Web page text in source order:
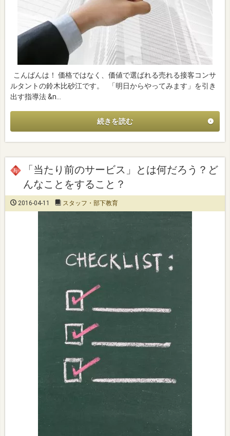
こんばんは！ 価格ではなく、価値で選ばれる売れる接客コンサ
ルタントの鈴木比砂江です。 「明日からやってみます」を引き
出す指導法 &n…
続きを読む
「当たり前のサービス」とは何だろう？ど
んなことをすること？
2016-04-11 スタッフ・部下教育